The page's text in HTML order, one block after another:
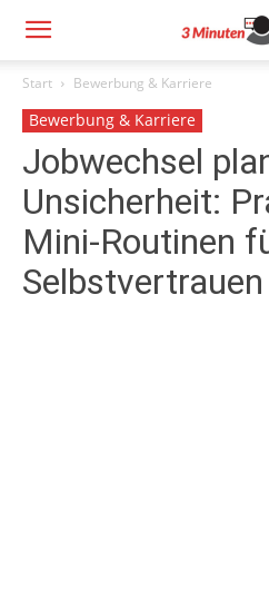
Start Bewerbung & Karriere
Bewerbung & Karriere
Jobwechsel
Unsicherheit:
Mini-Routinen
Selbstvertrauen